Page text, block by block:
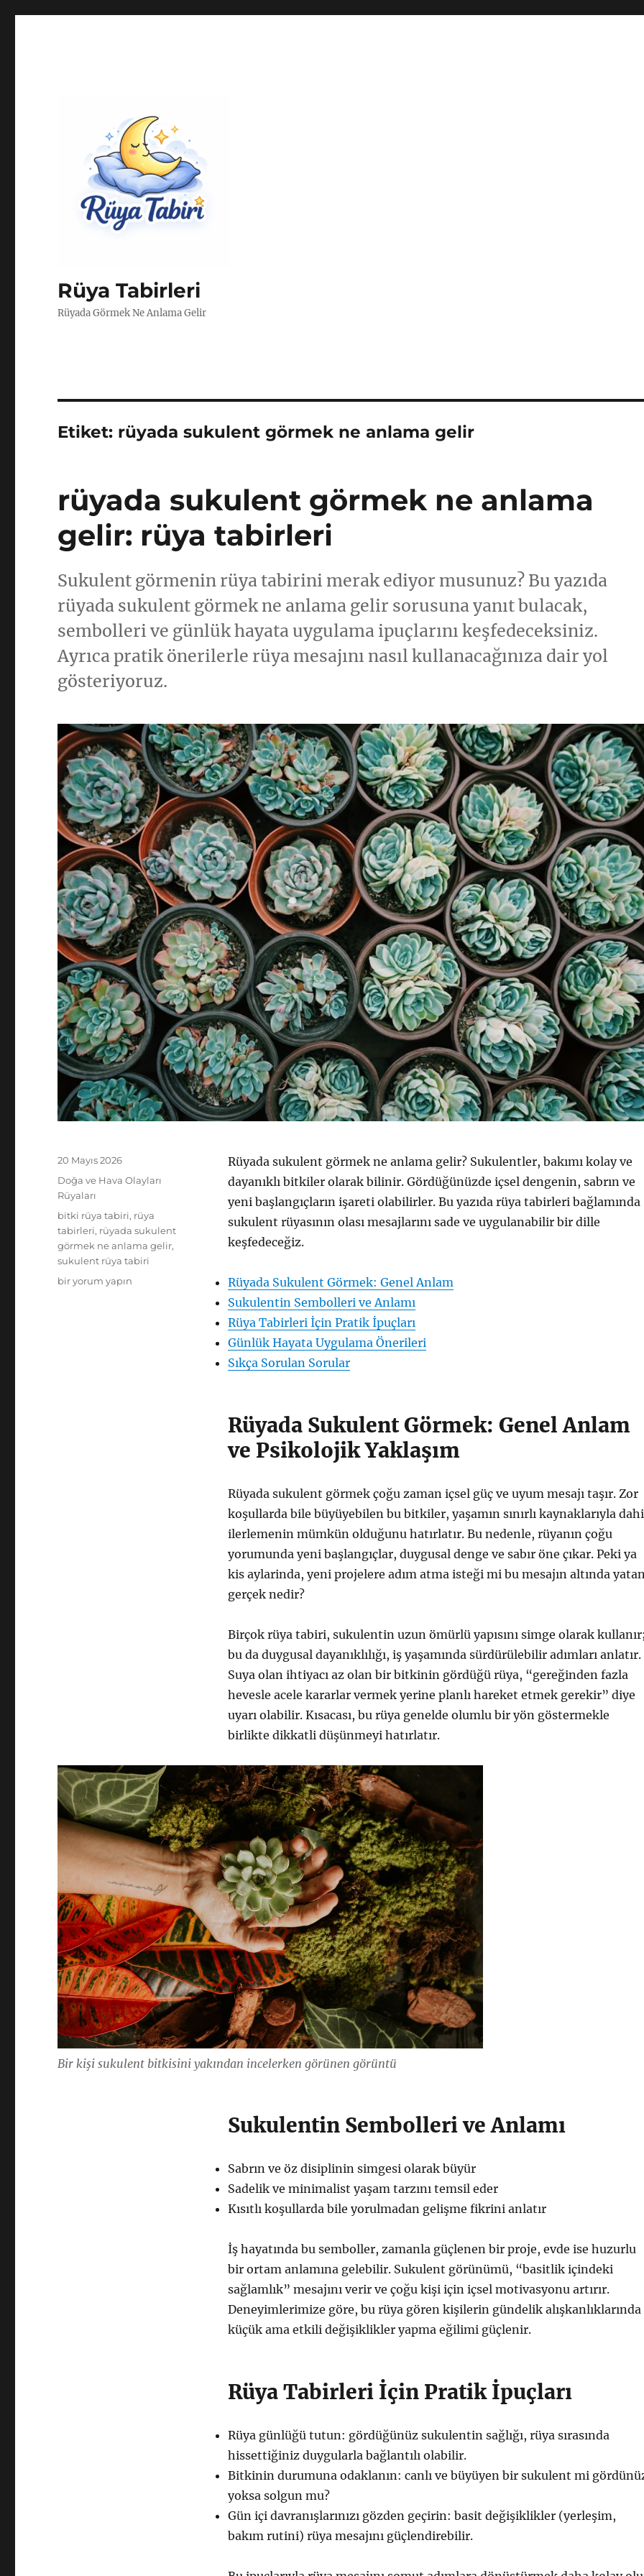
Rüya Tabirleri
Rüyada Görmek Ne Anlama Gelir
Etiket: rüyada sukulent görmek ne anlama gelir
rüyada sukulent görmek ne anlama
gelir: rüya tabirleri
Sukulent görmenin rüya tabirini merak ediyor musunuz? Bu yazıda
rüyada sukulent görmek ne anlama gelir sorusuna yanıt bulacak,
sembolleri ve günlük hayata uygulama ipuçlarını keşfedeceksiniz.
Ayrıca pratik önerilerle rüya mesajını nasıl kullanacağınıza dair yol
gösteriyoruz.
Rüyada sukulent görmek ne anlama gelir? Sukulentler, bakımı kolay ve
dayanıklı bitkiler olarak bilinir. Gördüğünüzde içsel dengenin, sabrın ve
yeni başlangıçların işareti olabilirler. Bu yazıda rüya tabirleri bağlamında
sukulent rüyasının olası mesajlarını sade ve uygulanabilir bir dille
keşfedeceğiz.
Rüyada Sukulent Görmek: Genel Anlam
Sukulentin Sembolleri ve Anlamı
Rüya Tabirleri İçin Pratik İpuçları
Günlük Hayata Uygulama Önerileri
Sıkça Sorulan Sorular
Rüyada Sukulent Görmek: Genel Anlam
ve Psikolojik Yaklaşım
Rüyada sukulent görmek çoğu zaman içsel güç ve uyum mesajı taşır. Zor
koşullarda bile büyüyebilen bu bitkiler, yaşamın sınırlı kaynaklarıyla dahi
ilerlemenin mümkün olduğunu hatırlatır. Bu nedenle, rüyanın çoğu
yorumunda yeni başlangıçlar, duygusal denge ve sabır öne çıkar. Peki ya
kis aylarinda, yeni projelere adım atma isteği mi bu mesajın altında
gerçek nedir?
Birçok rüya tabiri, sukulentin uzun ömürlü yapısını simge olarak
bu da duygusal dayanıklılığı, iş yaşamında sürdürülebilir adımları anlatır.
Suya olan ihtiyacı az olan bir bitkinin gördüğü rüya, “gereğinden fazla
hevesle acele kararlar vermek yerine planlı hareket etmek gerekir” diye
uyarı olabilir. Kısacası, bu rüya genelde olumlu bir yön göstermekle
birlikte dikkatli düşünmeyi hatırlatır.
Bir kişi sukulent bitkisini yakından incelerken görünen görüntü
Sukulentin Sembolleri ve Anlamı
Sabrın ve öz disiplinin simgesi olarak büyür
Sadelik ve minimalist yaşam tarzını temsil eder
Kısıtlı koşullarda bile yorulmadan gelişme fikrini anlatır
İş hayatında bu semboller, zamanla güçlenen bir proje, evde ise huzurlu
bir ortam anlamına gelebilir. Sukulent görünümü, “basitlik içindeki
sağlamlık” mesajını verir ve çoğu kişi için içsel motivasyonu artırır.
Deneyimlerimize göre, bu rüya gören kişilerin gündelik alışkanlıklarında
küçük ama etkili değişiklikler yapma eğilimi güçlenir.
Rüya Tabirleri İçin Pratik İpuçları
Rüya günlüğü tutun: gördüğünüz sukulentin sağlığı, rüya sırasında
hissettiğiniz duygularla bağlantılı olabilir.
Bitkinin durumuna odaklanın: canlı ve büyüyen bir sukulent mi
yoksa solgun mu?
Gün içi davranışlarınızı gözden geçirin: basit değişiklikler (yerleşim,
bakım rutini) rüya mesajını güçlendirebilir.
Yayın
tarihi
20 Mayıs 2026
Kategoriler
Doğa ve Hava Olayları
Rüyaları
Etiketler
bitki rüya tabiri, rüya
tabirleri, rüyada sukulent
görmek ne anlama gelir,
sukulent rüya tabiri
rüyada
bir yorum yapın